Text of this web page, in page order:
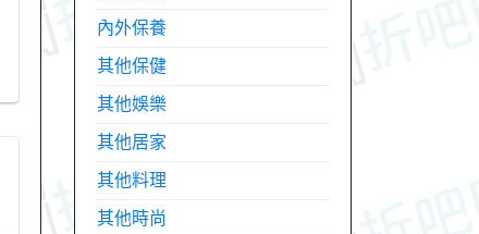
內外保養
其他保健
其他娛樂
其他居家
其他料理
其他時尚